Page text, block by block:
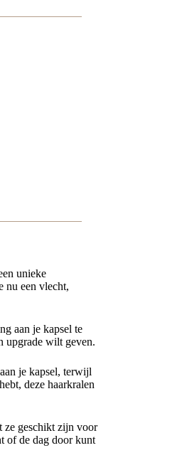
unieke
nu een vlecht,
aan je kapsel te
upgrade wilt geven.
je kapsel, terwijl
deze haarkralen
ze geschikt zijn voor
of de dag door kunt